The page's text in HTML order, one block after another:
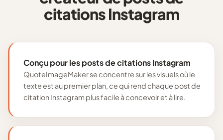
citations Instagram
Conçu pour les posts de citations Instagram
QuoteImageMaker se concentre sur les visuels où le
texte est au premier plan, ce qui rend chaque post de
citation Instagram plus facile à concevoir et à lire.